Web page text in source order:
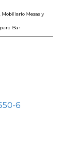
Mobiliario Mesas y
Bar